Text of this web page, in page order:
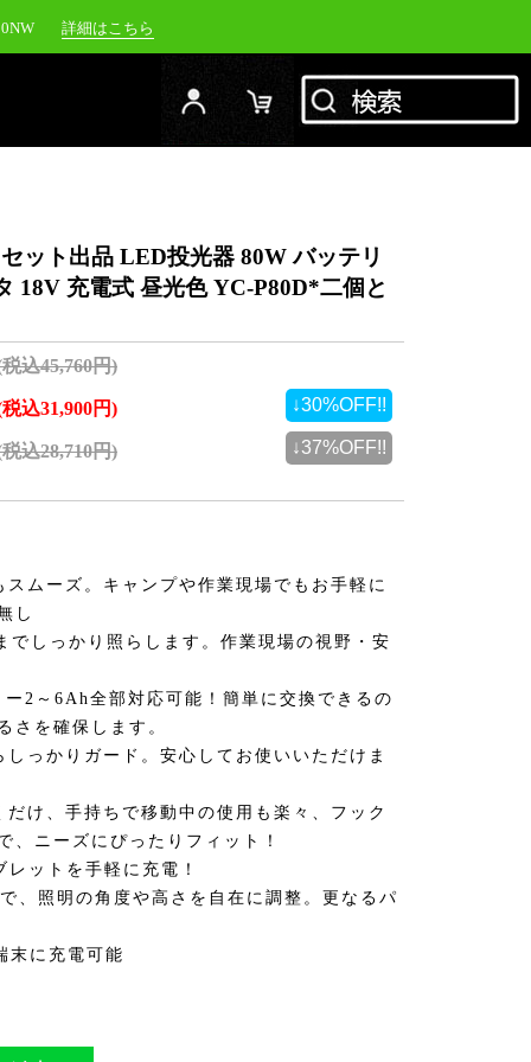
詳細はこちら
ット出品 LED投光器 80W バッテリ
18V 充電式 昼光色 YC-P80D*二個と
込45,760円)
込31,900円) ↓30%OFF!!
込28,710円) ↓37%OFF!!
ムーズ。キャンプや作業現場でもお手軽に
し
しっかり照らします。作業現場の視野・安
2～6Ah全部対応可能！簡単に交換できるの
さを確保します。
っかりガード。安心してお使いいただけま
け、手持ちで移動中の使用も楽々、フック
、ニーズにぴったりフィット！
ットを手軽に充電！
、照明の角度や高さを自在に調整。更なるパ
末に充電可能